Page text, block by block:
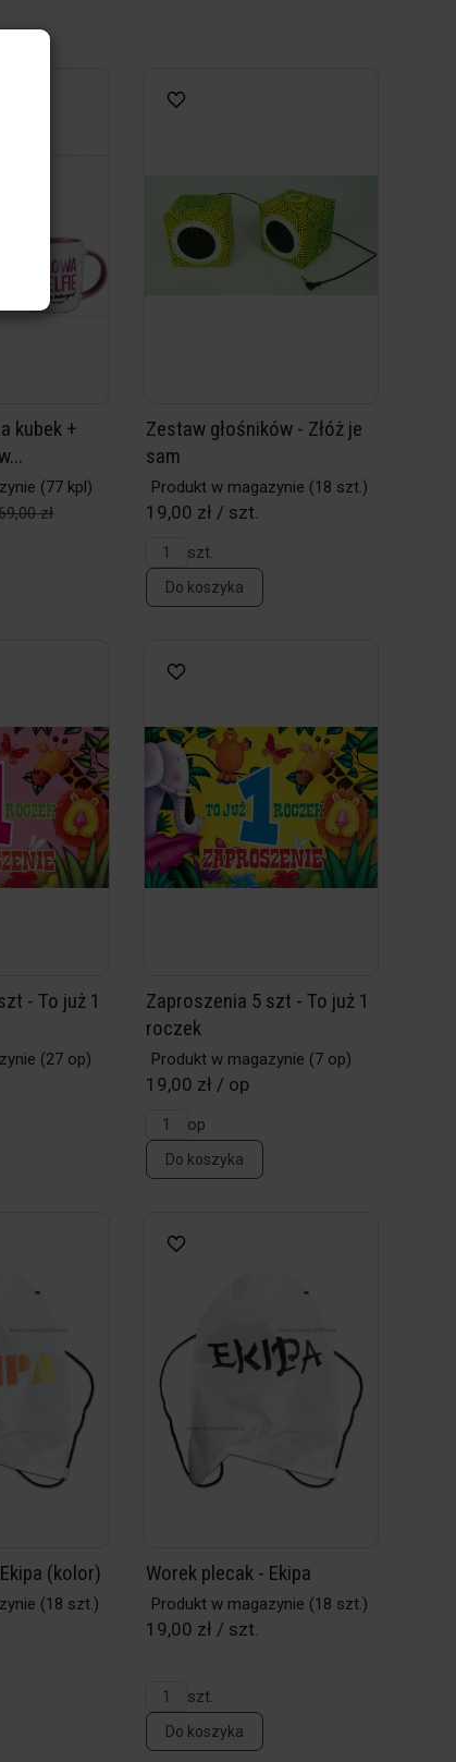
kubek +
(77 kpl)
zł
Zestaw głośników - Złóż je
sam
Produkt w magazynie (18 szt.)
19,00 zł / szt.
szt.
Do koszyka
- To już 1
(27 op)
Zaproszenia 5 szt - To już 1
roczek
Produkt w magazynie (7 op)
19,00 zł / op
op
Do koszyka
(kolor)
(18 szt.)
Worek plecak - Ekipa
Produkt w magazynie (18 szt.)
19,00 zł / szt.
szt.
Do koszyka